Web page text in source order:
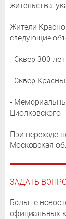
жительства,
Жители
следующие
- Сквер 300-
- Сквер
-
Циолковского
При переходе
Московская
ЗАДАТЬ
Больше
официальных